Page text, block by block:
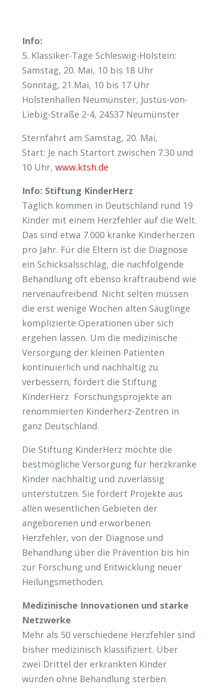
Info:
5. Klassiker-Tage Schleswig-Holstein:
Samstag, 20. Mai, 10 bis 18 Uhr
Sonntag, 21.Mai, 10 bis 17 Uhr
Holstenhallen Neumünster, Justus-von-
Liebig-Straße 2-4, 24537 Neumünster
Sternfahrt am Samstag, 20. Mai,
Start: Je nach Startort zwischen 7.30 und
10 Uhr, www.ktsh.de
Info: Stiftung KinderHerz
Täglich kommen in Deutschland rund 19
Kinder mit einem Herzfehler auf die Welt.
Das sind etwa 7.000 kranke Kinderherzen
pro Jahr. Für die Eltern ist die Diagnose
ein Schicksalsschlag, die nachfolgende
Behandlung oft ebenso kraftraubend wie
nervenaufreibend. Nicht selten müssen
die erst wenige Wochen alten Säuglinge
komplizierte Operationen über sich
ergehen lassen. Um die medizinische
Versorgung der kleinen Patienten
kontinuierlich und nachhaltig zu
verbessern, fördert die Stiftung
KinderHerz Forschungsprojekte an
renommierten Kinderherz-Zentren in
ganz Deutschland.
Die Stiftung KinderHerz möchte die
bestmögliche Versorgung für herzkranke
Kinder nachhaltig und zuverlässig
unterstützen. Sie fördert Projekte aus
allen wesentlichen Gebieten der
angeborenen und erworbenen
Herzfehler, von der Diagnose und
Behandlung über die Prävention bis hin
zur Forschung und Entwicklung neuer
Heilungsmethoden.
Medizinische Innovationen und starke
Netzwerke
Mehr als 50 verschiedene Herzfehler sind
bisher medizinisch klassifiziert. Über
zwei Drittel der erkrankten Kinder
würden ohne Behandlung sterben.